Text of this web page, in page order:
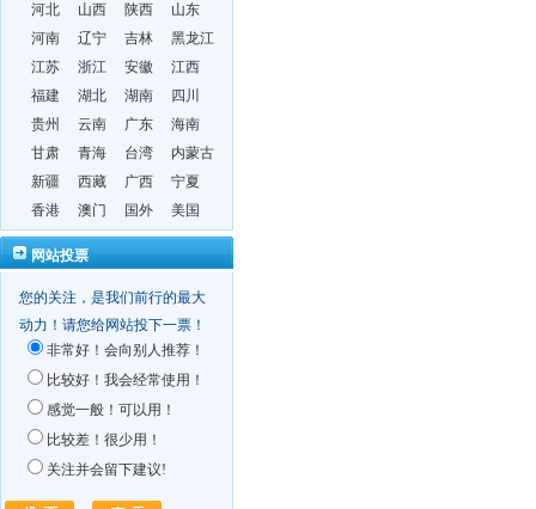
河北
山西 陕西
山东
河南
辽宁 吉林
黑龙江
江苏
浙江 安徽
江西
福建
湖北 湖南
四川
贵州
云南 广东
海南
甘肃
青海 台湾
内蒙古
新疆
西藏 广西
宁夏
香港
澳门 国外 美国
网站投票
您的关注，是我们前行的最大
动力！请您给网站投下一票！
非常好！会向别人推荐！
比较好！我会经常使用！
感觉一般！可以用！
比较差！很少用！
关注并会留下建议!